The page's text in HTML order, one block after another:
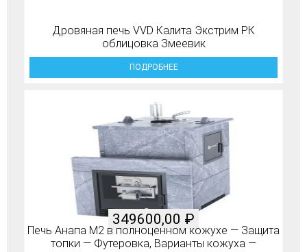
Дровяная печь VVD Калита Экстрим РК
облицовка Змеевик
ПОДРОБНЕЕ
Печь Анапа М2 в полноценном кожухе — Защита
топки — Футеровка, Варианты кожуха —
349600,00 ₽